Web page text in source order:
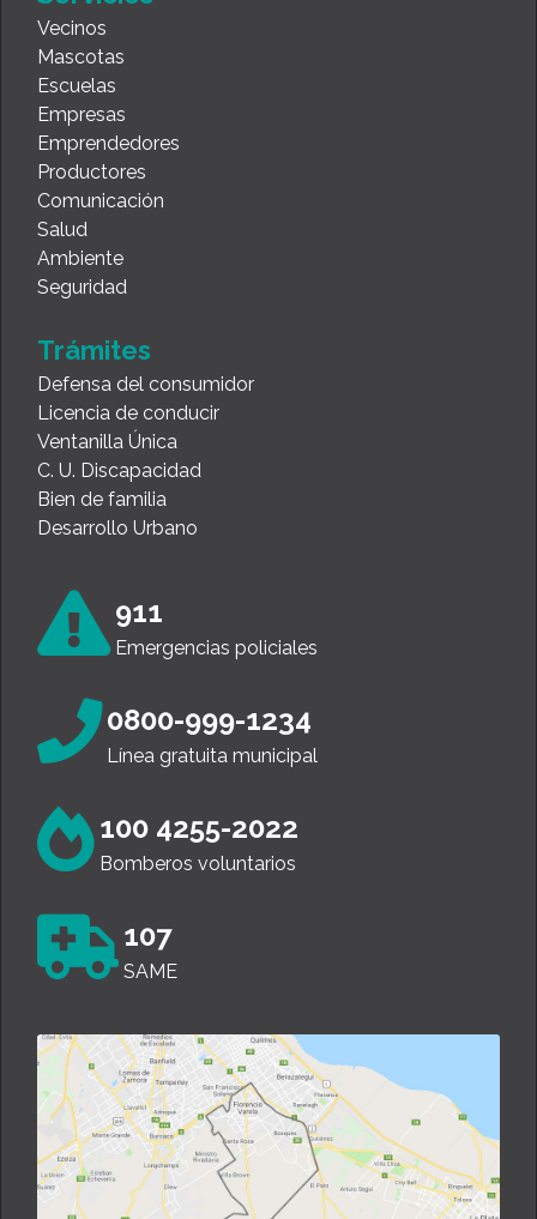
Vecinos
Mascotas
Escuelas
Empresas
Emprendedores
Productores
Comunicación
Salud
Ambiente
Seguridad
Trámites
Defensa del consumidor
Licencia de conducir
Ventanilla Única
C. U. Discapacidad
Bien de familia
Desarrollo Urbano
911
Emergencias policiales
0800-999-1234
Línea gratuita municipal
100 4255-2022
Bomberos voluntarios
107
SAME